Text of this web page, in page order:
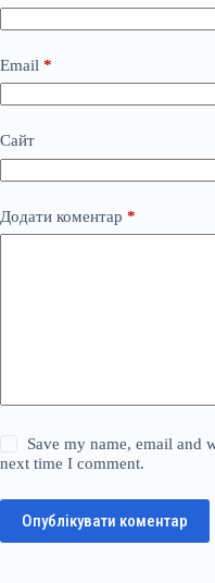
Email *
Сайт
Додати коментар *
Save my name, email and
next time I comment.
Опублікувати коментар